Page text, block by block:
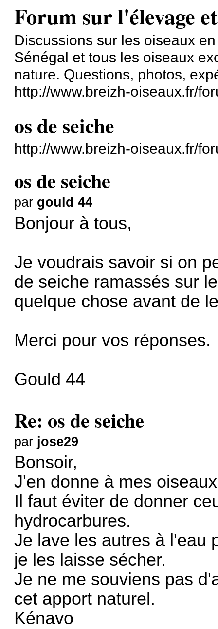
Forum sur l'élevage
Discussions sur les oiseaux
Sénégal et tous les oiseaux
nature. Questions, photos,
http://www.breizh-oiseaux.fr/
os de seiche
http://www.breizh-oiseaux.fr/
os de seiche
par gould 44
Bonjour à tous,
Je voudrais savoir si on
de seiche ramassés sur
quelque chose avant de
Merci pour vos réponses.
Gould 44
Re: os de seiche
par jose29
Bonsoir,
J'en donne à mes
Il faut éviter de donner
hydrocarbures.
Je lave les autres à l'eau
je les laisse sécher.
Je ne me souviens pas
cet apport naturel.
Kénavo